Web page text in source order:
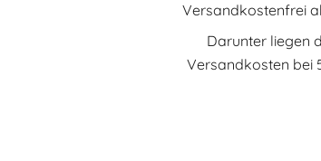
Versandkostenfrei
Darunter liegen
Versandkosten bei